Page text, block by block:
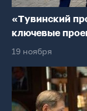
«Тувинский
ключевые
19 ноября